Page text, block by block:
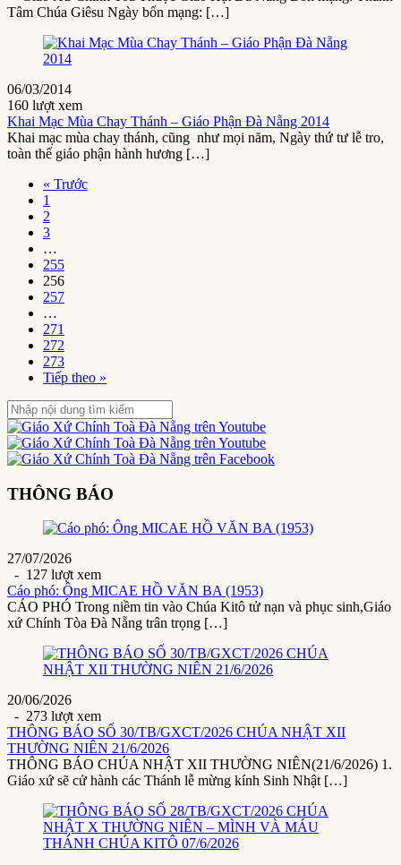
Tâm Chúa Giêsu Ngày bổn mạng: […]
06/03/2014
160 lượt xem
Khai Mạc Mùa Chay Thánh – Giáo Phận Đà Nẵng 2014
Khai mạc mùa chay thánh, cũng như mọi năm, Ngày thứ tư lễ tro,
toàn thể giáo phận hành hương […]
« Trước
1
2
3
…
255
256
257
…
271
272
273
Tiếp theo »
THÔNG BÁO
27/07/2026
- 127 lượt xem
Cáo phó: Ông MICAE HỒ VĂN BA (1953)
CÁO PHÓ Trong niềm tin vào Chúa Kitô tử nạn và phục sinh,Giáo
xứ Chính Tòa Đà Nẵng trân trọng […]
20/06/2026
- 273 lượt xem
THÔNG BÁO SỐ 30/TB/GXCT/2026 CHÚA NHẬT XII
THƯỜNG NIÊN 21/6/2026
THÔNG BÁO CHÚA NHẬT XII THƯỜNG NIÊN(21/6/2026) 1.
Giáo xứ sẽ cử hành các Thánh lễ mừng kính Sinh Nhật […]